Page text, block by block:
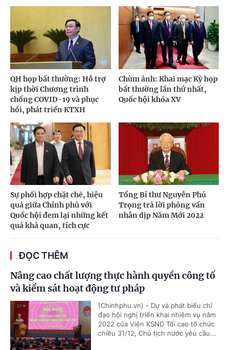
QH họp bất thường: Hỗ trợ
kịp thời Chương trình
chống COVID-19 và phục
hồi, phát triển KTXH
Chùm ảnh: Khai mạc Kỳ họp
bất thường lần thứ nhất,
Quốc hội khóa XV
Sự phối hợp chặt chẽ, hiệu
quả giữa Chính phủ với
Quốc hội đem lại những kết
quả khả quan, tích cực
Tổng Bí thư Nguyễn Phú
Trọng trả lời phỏng vấn
nhân dịp Năm Mới 2022
ĐỌC THÊM
Nâng cao chất lượng thực hành quyền công tố
và kiểm sát hoạt động tư pháp
(Chinhphu.vn) - Dự và phát biểu chỉ
đạo hội nghị triển khai nhiệm vụ năm
2022 của Viện KSND Tối cao tổ chức
chiều 31/12, Chủ tịch nước yêu cầu...